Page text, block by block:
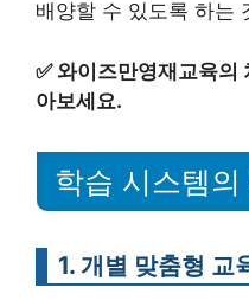
배양할 수 있도록 하는
✅ 와이즈만영재교육의
아보세요.
학습 시스템의
1. 개별 맞춤형 교